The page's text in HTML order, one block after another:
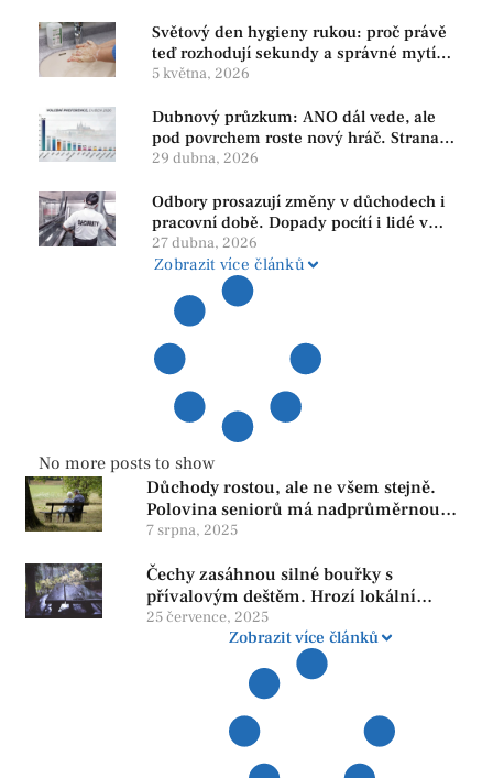
Světový den hygieny rukou: proč právě
teď rozhodují sekundy a správné mytí
rukou
5 května, 2026
Dubnový průzkum: ANO dál vede, ale
pod povrchem roste nový hráč. Strana
PRO se drží nejvýš mezi menšími
29 dubna, 2026
Odbory prosazují změny v důchodech i
pracovní době. Dopady pocítí i lidé v
našem regionu
27 dubna, 2026
Zobrazit více článků
No more posts to show
Důchody rostou, ale ne všem stejně.
Polovina seniorů má nadprůměrnou
penzi, tisíce však žijí pod hranicí
reformy
7 srpna, 2025
Čechy zasáhnou silné bouřky s
přívalovým deštěm. Hrozí lokální
zatopení
25 července, 2025
Zobrazit více článků